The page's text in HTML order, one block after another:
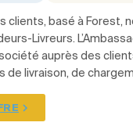
clients, basé à Forest,
Livreurs.
auprès des
de livraison, de